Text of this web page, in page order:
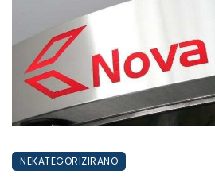
NEKATEGORIZIRANO